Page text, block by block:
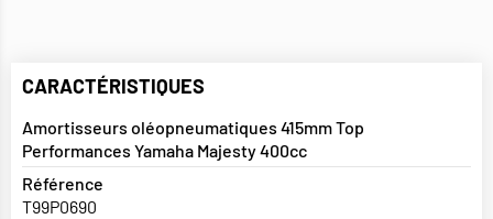
CARACTÉRISTIQUES
Amortisseurs oléopneumatiques 415mm Top
Performances Yamaha Majesty 400cc
Référence
T99P0690